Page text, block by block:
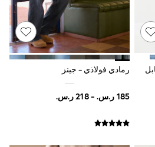
All Boys
رمادي فولاذي - جينز